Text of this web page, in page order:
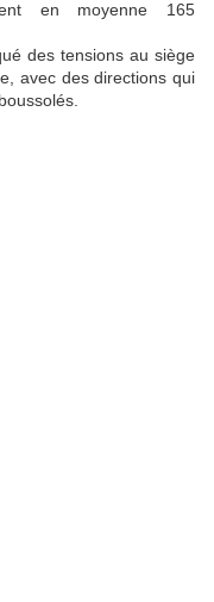
en moyenne 165
des tensions au siège
avec des directions qui